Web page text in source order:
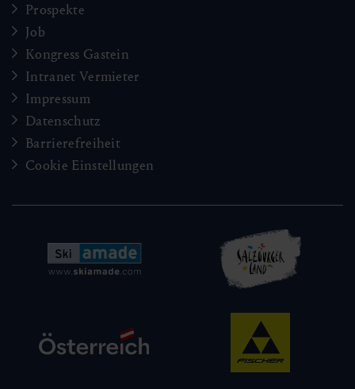
Prospekte
Job
Kongress Gastein
Intranet Vermieter
Impressum
Datenschutz
Barrierefreiheit
Cookie Einstellungen